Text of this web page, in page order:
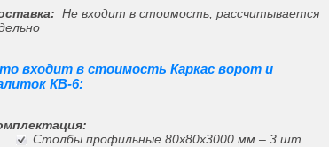
Не входит в стоимость, рассчитывается
входит в стоимость Каркас ворот и
КВ-6:
Столбы профильные 80х80х3000 мм – 3 шт.